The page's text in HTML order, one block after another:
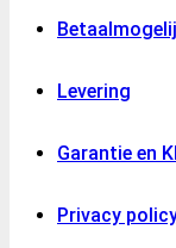
Levering
Garantie en
Privacy